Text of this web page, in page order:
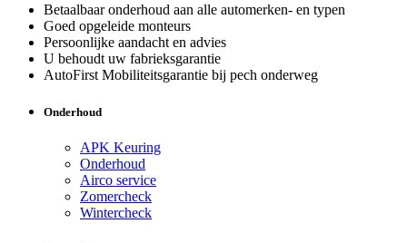
Betaalbaar onderhoud aan alle automerken- en typen
Goed opgeleide monteurs
Persoonlijke aandacht en advies
U behoudt uw fabrieksgarantie
AutoFirst Mobiliteitsgarantie bij pech onderweg
Onderhoud
APK Keuring
Onderhoud
Airco service
Zomercheck
Wintercheck